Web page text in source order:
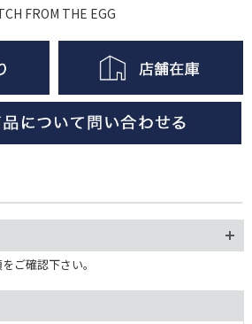
FROM THE EGG
ご確認下さい。